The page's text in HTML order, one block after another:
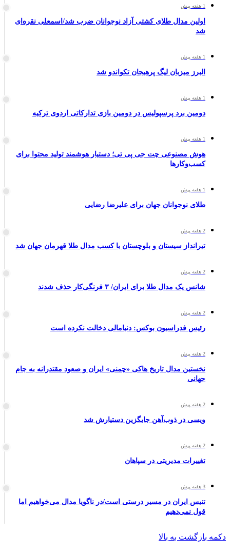
1 هفته پیش
اولین مدال طلای کشتی آزاد نوجوانان ضرب شد/اسمعلی نقره‌ای
شد
1 هفته پیش
البرز میزبان لیگ پرهیجان تکواندو شد
1 هفته پیش
دومین برد پرسپولیس در دومین بازی تدارکاتی اردوی ترکیه
1 هفته پیش
هوش مصنوعی چت جی پی تی؛ دستیار هوشمند تولید محتوا برای
کسب‌وکارها
1 هفته پیش
طلای نوجوانان جهان برای علیرضا رضایی
2 هفته پیش
تیرانداز سیستان و بلوچستان با کسب مدال طلا قهرمان جهان شد
2 هفته پیش
شانس یک مدال طلا برای ایران/ ۳ فرنگی‌کار حذف شدند
2 هفته پیش
رئیس فدراسیون بوکس: دنیامالی دخالت نکرده است
2 هفته پیش
نخستین مدال تاریخ هاکی «چمنی» ایران و صعود مقتدرانه به جام
جهانی
2 هفته پیش
ویسی در ذوب‌آهن جایگزین دستیارش شد
2 هفته پیش
تغییرات مدیریتی در سپاهان
3 هفته پیش
تنیس ایران در مسیر درستی است/در ناگویا مدال می‌خواهیم اما
قول نمی‌دهیم
دکمه بازگشت به بالا